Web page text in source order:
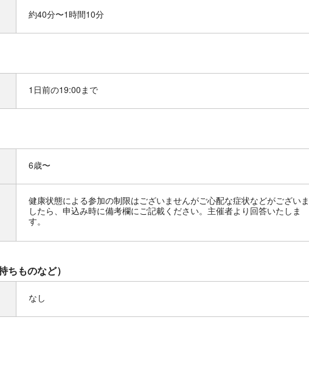
約40分〜1時間10分
1日前の19:00まで
6歳〜
健康状態による参加の制限はございませんがご心配な症状などがございま
したら、申込み時に備考欄にご記載ください。主催者より回答いたしま
す。
ちものなど）
なし